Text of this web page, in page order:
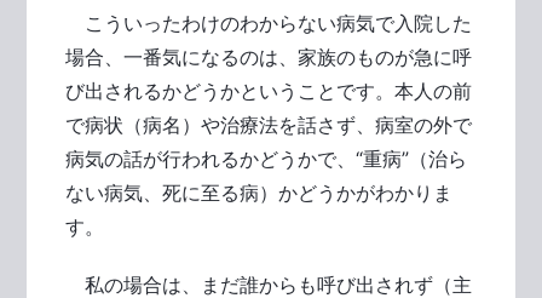
こういったわけのわからない病気で入院した
場合、一番気になるのは、家族のものが急に呼
び出されるかどうかということです。本人の前
で病状（病名）や治療法を話さず、病室の外で
病気の話が行われるかどうかで、“重病”（治ら
ない病気、死に至る病）かどうかがわかりま
す。
私の場合は、まだ誰からも呼び出されず（主